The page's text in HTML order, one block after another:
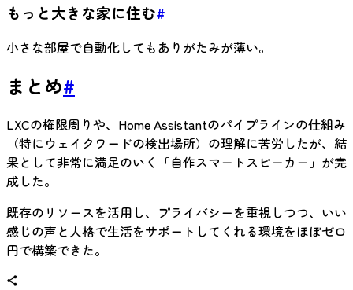
もっと大きな家に住む#
小さな部屋で自動化してもありがたみが薄い。
まとめ#
LXCの権限周りや、Home Assistantのパイプラインの仕組み
（特にウェイクワードの検出場所）の理解に苦労したが、結
果として非常に満足のいく「自作スマートスピーカー」が完
成した。
既存のリソースを活用し、プライバシーを重視しつつ、いい
感じの声と人格で生活をサポートしてくれる環境をほぼゼロ
円で構築できた。